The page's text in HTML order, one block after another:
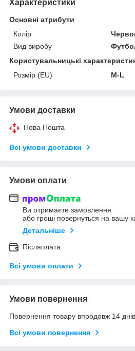
Характеристики
Основні атрибути
Колір
Вид виробу
Користувальницькі
Розмір (EU)
M-L
Умови доставки
Нова Пошта
Всі умови доставки
Умови оплати
Ви отримаєте замовлення
або гроші повернуться на вашу
Детальніше
Післяплата
Всі умови оплати
Умови повернення
Повернення товару впродовж 14
Всі умови повернення